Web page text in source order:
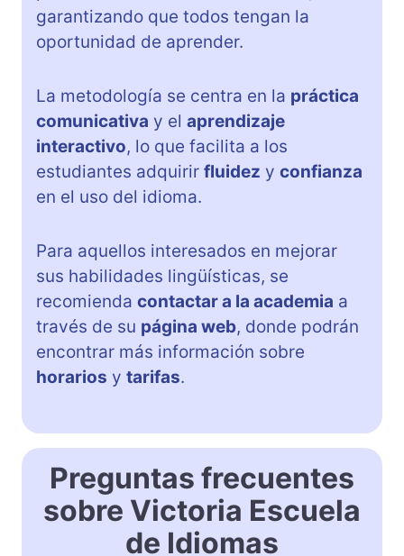
garantizando que todos tengan la
oportunidad de aprender.
La metodología se centra en la práctica
comunicativa y el aprendizaje
interactivo, lo que facilita a los
estudiantes adquirir fluidez y confianza
en el uso del idioma.
Para aquellos interesados en mejorar
sus habilidades lingüísticas, se
recomienda contactar a la academia a
través de su página web, donde podrán
encontrar más información sobre
horarios y tarifas.
Preguntas frecuentes
sobre Victoria Escuela
de Idiomas